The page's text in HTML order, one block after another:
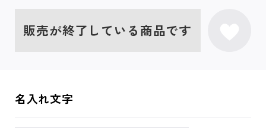
販売が終了している商品です
名入れ文字